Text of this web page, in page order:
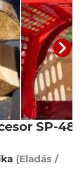
SP-
(Eladás /